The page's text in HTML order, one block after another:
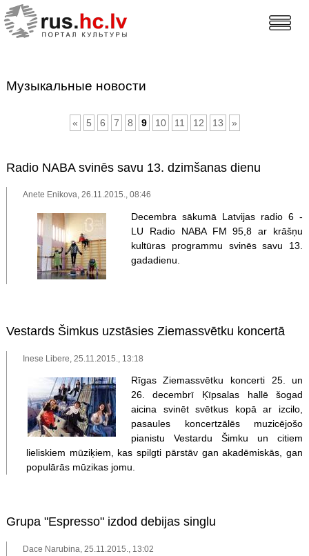
Музыкальные новости
« 5 6 7 8 9 10 11 12 13 »
Radio NABA svinēs savu 13. dzimšanas dienu
Anete Enikova, 26.11.2015., 08:46
Decembra sākumā Latvijas radio 6 -
LU Radio NABA FM 95,8 ar krāšņu
kultūras programmu svinēs savu 13.
gadadienu.
Vestards Šimkus uzstāsies Ziemassvētku koncertā
Inese Libere, 25.11.2015., 13:18
Rīgas Ziemassvētku koncerti 25. un
26. decembrī Ķīpsalas hallē šogad
aicina svinēt svētkus kopā ar izcilo,
pasaules koncertzālēs muzicējošo
pianistu Vestardu Šimku un citiem
lieliskiem mūziķiem, kas spilgti pārstāv gan akadēmiskās, gan
populārās mūzikas jomu.
Grupa "Espresso" izdod debijas singlu
Dace Narubina, 25.11.2015., 13:02